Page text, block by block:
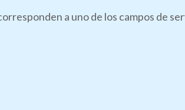
a uno de los campos de